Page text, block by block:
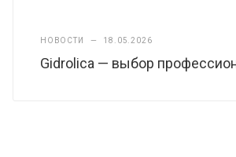
НОВОСТИ — 18.05.2026
Gidrolica — выбор